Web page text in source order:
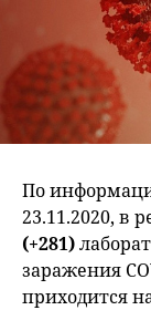
По
23.11.2020, в
(+281)
заражения
приходится